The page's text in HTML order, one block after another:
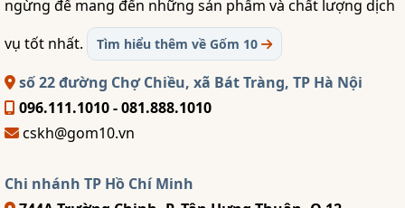
ngừng để mang đến những sản phẩm và chất lượng dịch
vụ tốt nhất.
Tìm hiểu thêm về Gốm 10
số 22 đường Chợ Chiều, xã Bát Tràng, TP Hà Nội
096.111.1010 - 081.888.1010
cskh@gom10.vn
Chi nhánh TP Hồ Chí Minh